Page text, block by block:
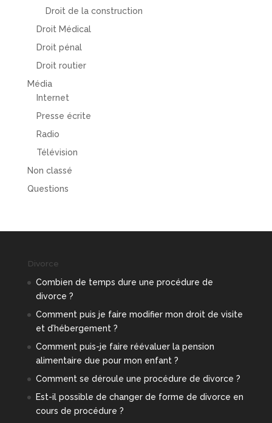
Droit de la construction
Droit Médical
Droit pénal
Droit routier
Média
Internet
Presse écrite
Radio
Télévision
Non classé
Questions
Divorce
Combien de temps dure une procédure de
divorce ?
Comment puis je faire modifier mon droit de visite
et d’hébergement ?
Comment puis-je faire réévaluer la pension
alimentaire due pour mon enfant ?
Comment se déroule une procédure de divorce ?
Est-il possible de changer de forme de divorce en
cours de procédure ?